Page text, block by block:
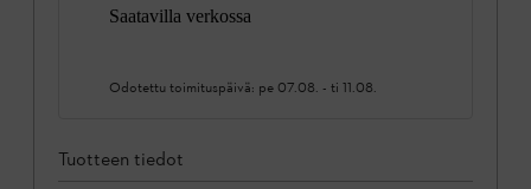
Saatavilla verkossa
Odotettu toimituspäivä: pe 07.08. - ti 11.08.
Tuotteen tiedot